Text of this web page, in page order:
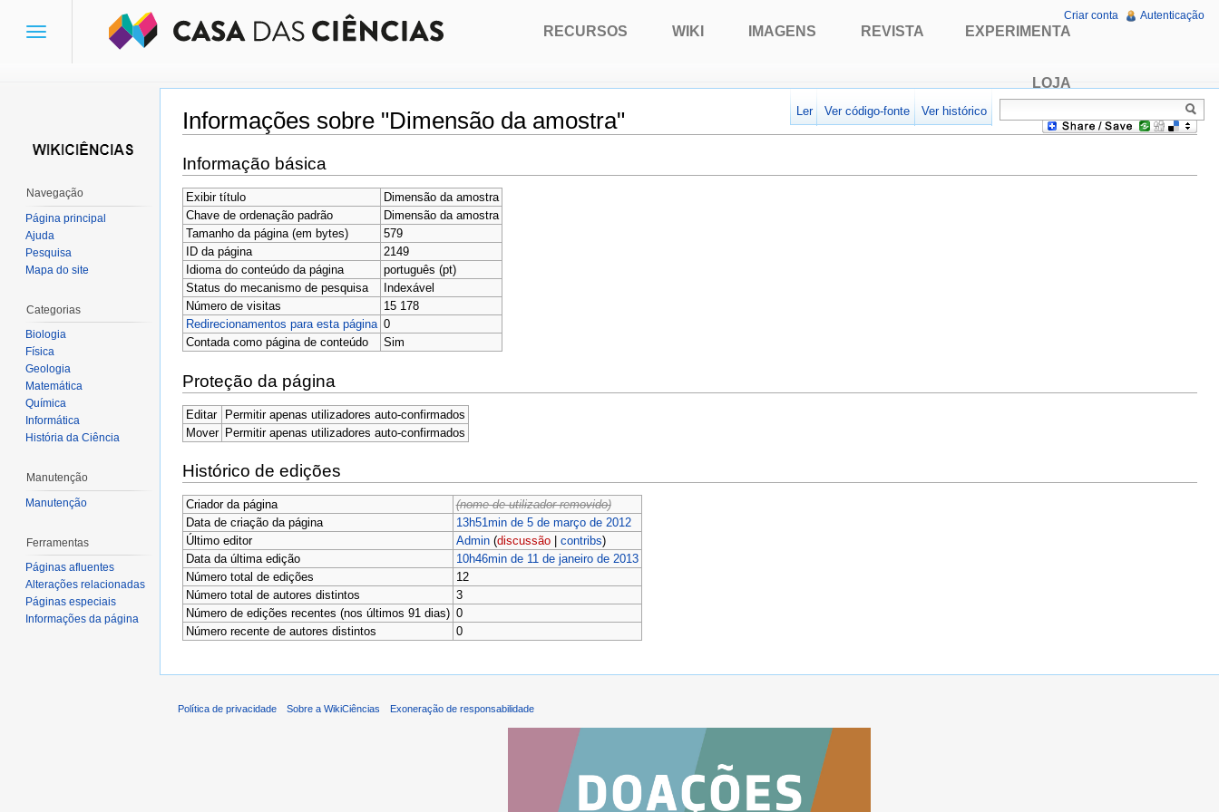
Informações sobre "Dimensão da amostra"
Ir para:navegação,pesquisa
Informação básica
Exibir título
Dimensão da amostra
Chave de ordenação padrão
Dimensão da amostra
Tamanho da página (em bytes)
579
ID da página
2149
Idioma do conteúdo da página
português (pt)
Status do mecanismo de pesquisa
Indexável
Número de visitas
15 178
Redirecionamentos para esta página 0
Contada como página de conteúdo
Sim
Proteção da página
Editar
Permitir apenas utilizadores auto-confirmados
Mover Permitir apenas utilizadores auto-confirmados
Histórico de edições
Criador da página
(nome de utilizador removido)
Data de criação da página
13h51min de 5 de março de 2012
Último editor
Admin (discussão| contribs)
Data da última edição
10h46min de 11 de janeiro de 2013
Número total de edições
12
Número total de autores distintos
3
Número de edições recentes (nos últimos 91 dias) 0
Número recente de autores distintos
0
Toggle
RECURSOS WIKI IMAGENS REVISTA EXPERIMENTA
LOJA
Criar conta Autenticação
Ler Ver código-fonte Ver histórico
Navegação
Página principal
Ajuda
Pesquisa
Mapa do site
Categorias
Biologia
Física
Geologia
Matemática
Química
Informática
História da Ciência
Manutenção
Manutenção
Ferramentas
Páginas afluentes
Alterações relacionadas
Páginas especiais
Informações da página
Política de privacidade Sobre a WikiCiências Exoneração de responsabilidade